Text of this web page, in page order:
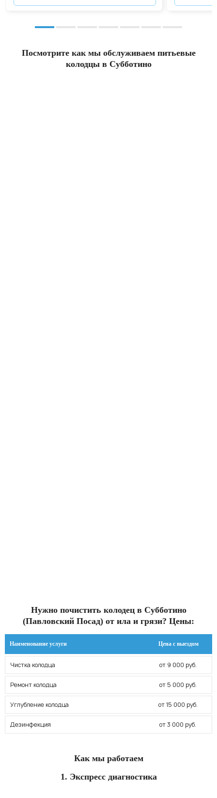
Посмотрите как мы обслуживаем питьевые
колодцы в Субботино
Нужно почистить колодец в Субботино
(Павловский Посад) от ила и грязи? Цены:
Наименование услуги Цена с выездом
Чистка колодца от 9 000 руб.
Ремонт колодца от 5 000 руб.
Углубление колодца от 15 000 руб.
Дезинфекция от 3 000 руб.
Как мы работаем
1. Экспресс диагностика